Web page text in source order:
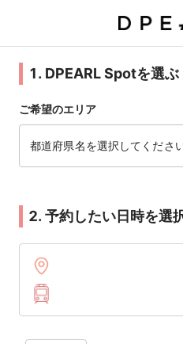
1. DPEARL Spotを選ぶ
ご希望のエリア
都道府県名を選択してくださ
2. 予約したい日時を選